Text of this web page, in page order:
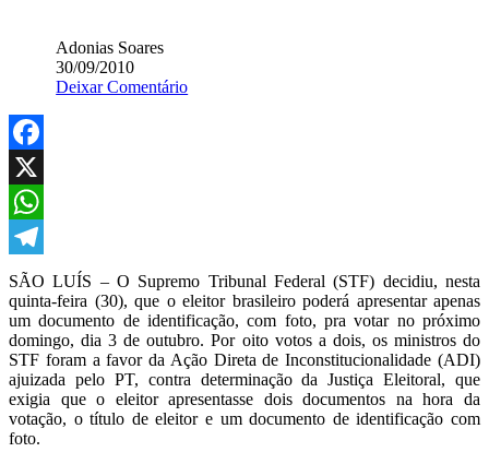
Adonias Soares
30/09/2010
Deixar Comentário
Facebook
X
WhatsApp
Telegram
SÃO LUÍS – O Supremo Tribunal Federal (STF) decidiu, nesta
quinta-feira (30), que o eleitor brasileiro poderá apresentar apenas
um documento de identificação, com foto, pra votar no próximo
domingo, dia 3 de outubro. Por oito votos a dois, os ministros do
STF foram a favor da Ação Direta de Inconstitucionalidade (ADI)
ajuizada pelo PT, contra determinação da Justiça Eleitoral, que
exigia que o eleitor apresentasse dois documentos na hora da
votação, o título de eleitor e um documento de identificação com
foto.